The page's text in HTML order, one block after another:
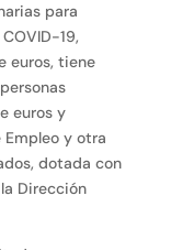
para
19,
euros, tiene
euros y
y otra
dotada con
Dirección